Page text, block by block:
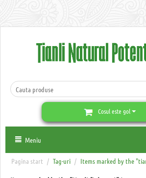
Cosul este gol
Meniu
Pagina start / Tag-uri / Items marked by the